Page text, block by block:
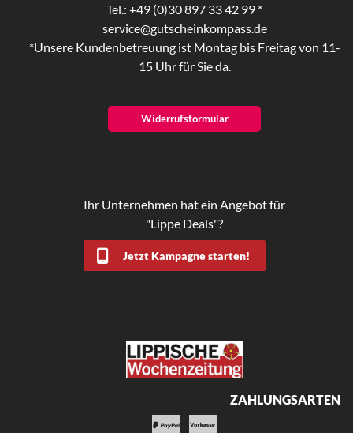
Tel.: +49 (0)30 897 33 42 99 *
service@gutscheinkompass.de
*Unsere Kundenbetreuung ist Montag bis Freitag von 11-
15 Uhr für Sie da.
Widerrufsformular
Ihr Unternehmen hat ein Angebot für
"Lippe Deals"?
Jetzt Kampagne starten!
ZAHLUNGSARTEN